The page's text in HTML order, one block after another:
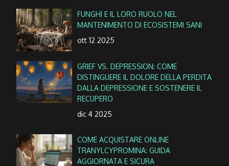
FUNGHI E IL LORO RUOLO NEL
MANTENIMENTO DI ECOSISTEMI SANI
ott 12 2025
GRIEF VS. DEPRESSION: COME
DISTINGUERE IL DOLORE DELLA PERDITA
DALLA DEPRESSIONE E SOSTENERE IL
RECUPERO
dic 4 2025
COME ACQUISTARE ONLINE
TRANYLCYPROMINA: GUIDA
AGGIORNATA E SICURA